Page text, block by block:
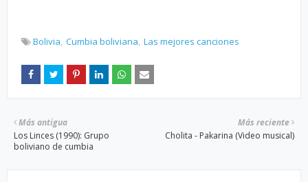
Bolivia Cumbia boliviana Las mejores canciones
Más reciente
Cholita - Pakarina (Video musical)
Más antigua
Los Linces (1990): Grupo
boliviano de cumbia